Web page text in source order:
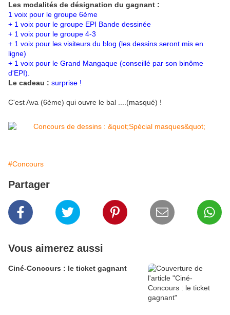
Les modalités de désignation du gagnant :
1 voix pour le groupe 6ème
+ 1 voix pour le groupe EPI Bande dessinée
+ 1 voix pour le groupe 4-3
+ 1 voix pour les visiteurs du blog (les dessins seront mis en
ligne)
+ 1 voix pour le Grand Mangaque (conseillé par son binôme
d'EPI).
Le cadeau : surprise !
C'est Ava (6ème) qui ouvre le bal ....(masqué) !
#Concours
Partager
Vous aimerez aussi
Ciné-Concours : le ticket gagnant